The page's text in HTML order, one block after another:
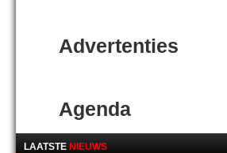
Advertenties
Agenda
LAATSTE NIEUWS